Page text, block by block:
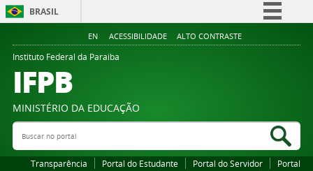
BRASIL
Simplifique!
Legislação
EN ACESSIBILIDADE ALTO CONTRASTE
Instituto Federal da Paraiba
IFPB
MINISTÉRIO DA EDUCAÇÃO
Buscar no portal
Transparência Portal do Estudante Portal do Servidor
Portal